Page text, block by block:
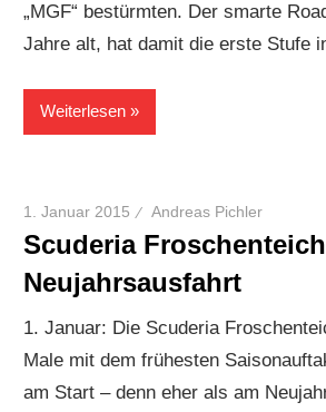
„MGF“ bestürmten. Der smarte
Jahre alt, hat damit die erste Stufe
Weiterlesen
1. Januar 2015 Andreas Pichler
Scuderia
Neujahrsausfahrt
1. Januar: Die Scuderia
Male mit dem frühesten
am Start – denn eher als am